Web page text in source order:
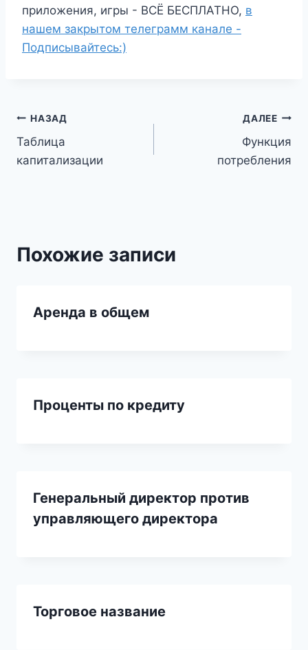
приложения, игры - ВСЁ БЕСПЛАТНО, в
нашем закрытом телеграмм канале -
Подписывайтесь:)
Навигация
по
НАЗАД
Таблица
капитализации
ДАЛЕЕ
Функция
потребления
Похожие записи
Аренда в общем
Проценты по кредиту
Генеральный директор против
управляющего директора
Торговое название